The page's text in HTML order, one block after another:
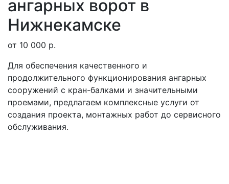
ангарных ворот в
Нижнекамске
от 10 000 р.
Для обеспечения качественного и
продолжительного функционирования ангарных
сооружений с кран-балками и значительными
проемами, предлагаем комплексные услуги от
создания проекта, монтажных работ до сервисного
обслуживания.